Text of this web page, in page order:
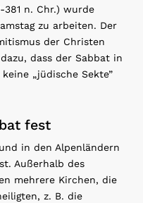
381 n. Chr.) wurde
zu arbeiten. Der
der Christen
dass der Sabbat in
„jüdische Sekte”
fest
in den Alpenländern
Außerhalb des
mehrere Kirchen, die
z. B. die